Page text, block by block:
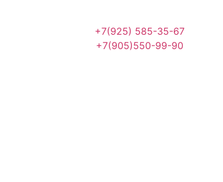
+7(925) 585-35-67
+7(905)550-99-90